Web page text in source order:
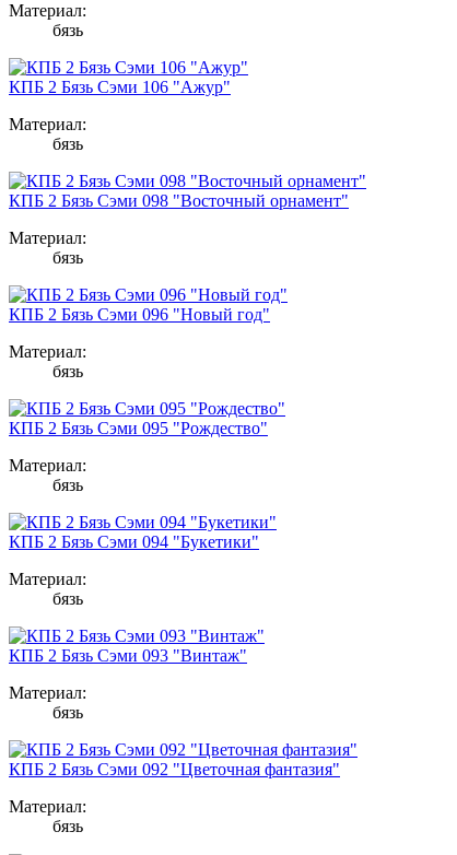
Материал:
бязь
КПБ 2 Бязь Сэми 106 "Ажур"
Материал:
бязь
КПБ 2 Бязь Сэми 098 "Восточный орнамент"
Материал:
бязь
КПБ 2 Бязь Сэми 096 "Новый год"
Материал:
бязь
КПБ 2 Бязь Сэми 095 "Рождество"
Материал:
бязь
КПБ 2 Бязь Сэми 094 "Букетики"
Материал:
бязь
КПБ 2 Бязь Сэми 093 "Винтаж"
Материал:
бязь
КПБ 2 Бязь Сэми 092 "Цветочная фантазия"
Материал:
бязь